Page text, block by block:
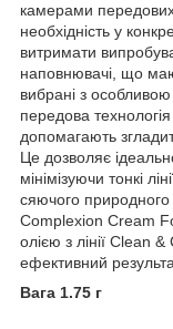
камерами
необхідність у
витримати
наповнювачі, що
вибрані з
передова
допомагають
Це дозволяє
мінімізуючи тонкі
сяючого природного
Complexion Cream
олією з лінії Clean
ефективний
Вага 1.75 г